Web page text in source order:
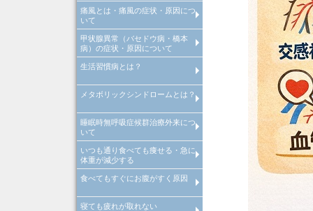
高尿酸血症とは、高尿酸血症原
因・高尿酸血症診断
痛風とは・痛風の症状・原因につ
いて
痛風とは、痛風原因・痛風診断
当院での取り組み
甲状腺異常（バセドウ病・橋本
病）の症状・原因について
>甲状腺異常（バセドウ病・橋
生活習慣病とは？
生活習慣病とは
メタボリックシンドロームとは？
メタボリックシンドロームと
診断基準や原因・改善・予防
睡眠時無呼吸症候群治療外来につ
いて
睡眠時無呼吸症候群治療外来
いつも通り食べても痩せる・急に
体重が減少する
食べてもすぐにお腹がすく原因
寝ても疲れが取れない